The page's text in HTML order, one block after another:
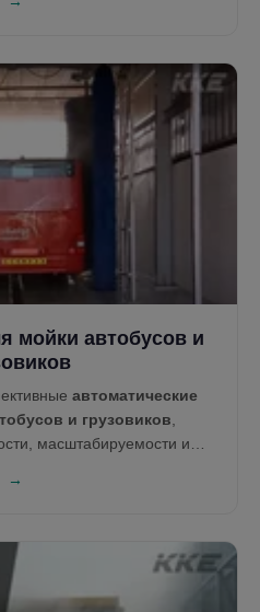
мойки автобусов и
автоматические
и грузовиков
масштабируемости и
от типа транспорта. Наши
умнее, сокращать время
расходы автопарка.
→